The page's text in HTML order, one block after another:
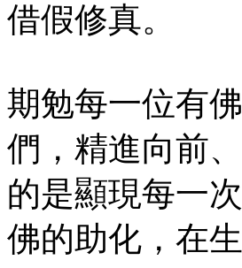
借假修真。
期勉每一位有
們，精進向前
的是顯現每一
佛的助化，在